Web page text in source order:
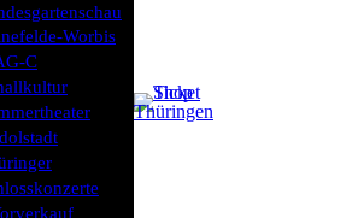
Worbis
C